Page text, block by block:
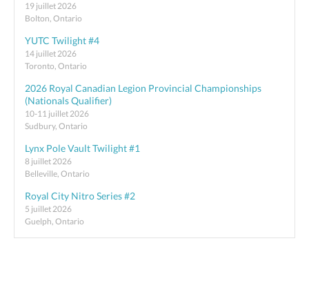
19 juillet 2026
Bolton, Ontario
YUTC Twilight #4
14 juillet 2026
Toronto, Ontario
2026 Royal Canadian Legion Provincial Championships
(Nationals Qualifier)
10-11 juillet 2026
Sudbury, Ontario
Lynx Pole Vault Twilight #1
8 juillet 2026
Belleville, Ontario
Royal City Nitro Series #2
5 juillet 2026
Guelph, Ontario